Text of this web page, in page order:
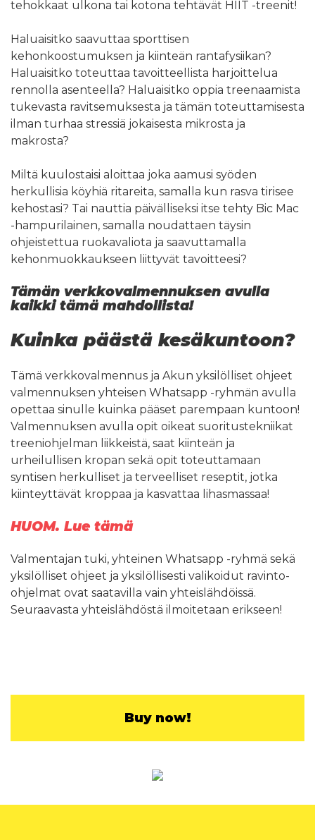
tehokkaat ulkona tai kotona tehtävät HIIT -treenit!
Haluaisitko saavuttaa sporttisen
kehonkoostumuksen ja kiinteän rantafysiikan?
Haluaisitko toteuttaa tavoitteellista harjoittelua
rennolla asenteella? Haluaisitko oppia treenaamista
tukevasta ravitsemuksesta ja tämän toteuttamisesta
ilman turhaa stressiä jokaisesta mikrosta ja
makrosta?
Miltä kuulostaisi aloittaa joka aamusi syöden
herkullisia köyhiä ritareita, samalla kun rasva tirisee
kehostasi? Tai nauttia päivälliseksi itse tehty Bic Mac
-hampurilainen, samalla noudattaen täysin
ohjeistettua ruokavaliota ja saavuttamalla
kehonmuokkaukseen liittyvät tavoitteesi?
Tämän verkkovalmennuksen avulla
kaikki tämä mahdollista!
Kuinka päästä kesäkuntoon?
Tämä verkkovalmennus ja Akun yksilölliset ohjeet
valmennuksen yhteisen Whatsapp -ryhmän avulla
opettaa sinulle kuinka pääset parempaan kuntoon!
Valmennuksen avulla opit oikeat suoritustekniikat
treeniohjelman liikkeistä, saat kiinteän ja
urheilullisen kropan sekä opit toteuttamaan
syntisen herkulliset ja terveelliset reseptit, jotka
kiinteyttävät kroppaa ja kasvattaa lihasmassaa!
HUOM. Lue tämä
Valmentajan tuki, yhteinen Whatsapp -ryhmä sekä
yksilölliset ohjeet ja yksilöllisesti valikoidut ravinto-
ohjelmat ovat saatavilla vain yhteislähdöissä.
Seuraavasta yhteislähdöstä ilmoitetaan erikseen!
Buy now!